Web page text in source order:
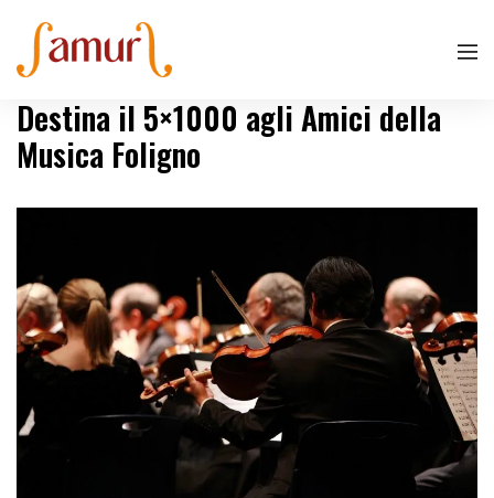
Destina il 5×1000 agli Amici della
Musica Foligno